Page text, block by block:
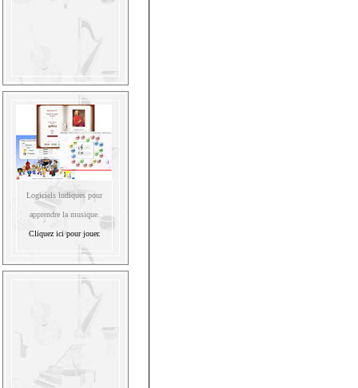
Logiciels ludiques pour
apprendre la musique.
Cliquez ici pour jouer.